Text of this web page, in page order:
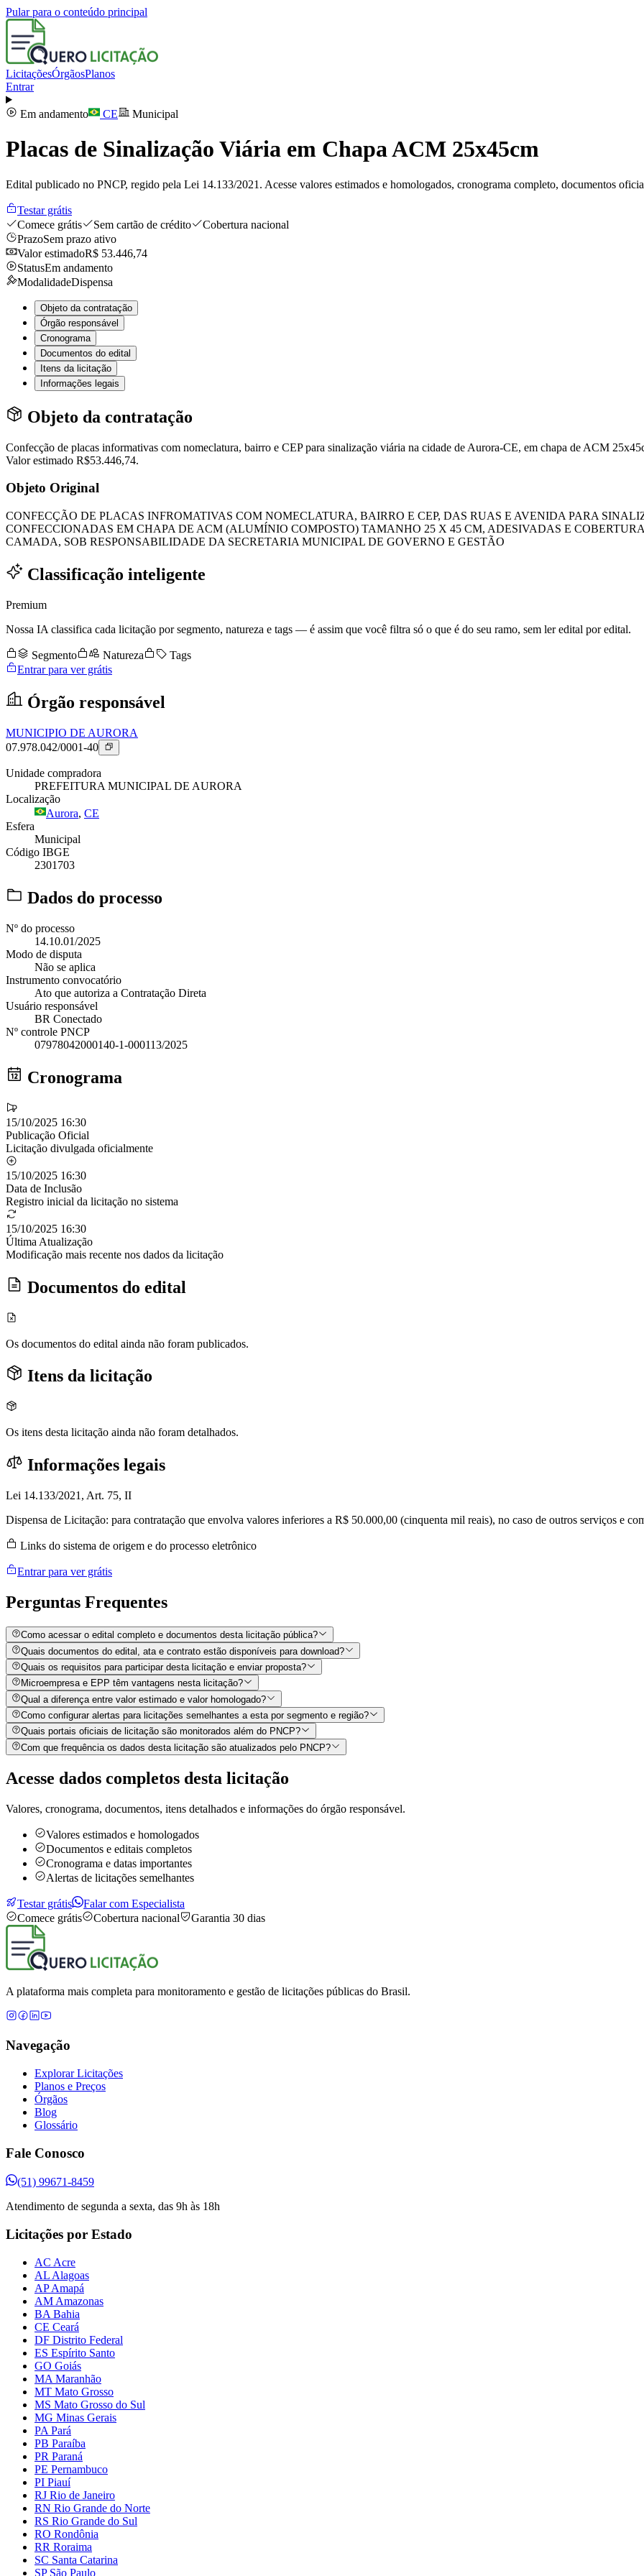
Pular para o conteúdo principal
LicitaçõesÓrgãosPlanos
Entrar
Em andamento CE Municipal
Placas de Sinalização Viária em Chapa ACM 25x45cm
Edital publicado no PNCP, regido pela Lei 14.133/2021. Acesse valores estimados e homologados, cronograma completo, documentos
Testar grátis
Comece grátis
Sem cartão de crédito
Cobertura nacional
PrazoSem prazo ativo
Valor estimadoR$ 53.446,74
StatusEm andamento
ModalidadeDispensa
Objeto da contratação
Órgão responsável
Cronograma
Documentos do edital
Itens da licitação
Informações legais
Objeto da contratação
Confecção de placas informativas com nomeclatura, bairro e CEP para sinalização viária na cidade de Aurora-CE, em chapa de ACM
Valor estimado R$53.446,74.
Objeto Original
CONFECÇÃO DE PLACAS INFROMATIVAS COM NOMECLATURA, BAIRRO E CEP, DAS RUAS E AVENIDA PARA
CONFECCIONADAS EM CHAPA DE ACM (ALUMÍNIO COMPOSTO) TAMANHO 25 X 45 CM, ADESIVADAS E
CAMADA, SOB RESPONSABILIDADE DA SECRETARIA MUNICIPAL DE GOVERNO E GESTÃO
Classificação inteligente
Premium
Nossa IA classifica cada licitação por segmento, natureza e tags — é assim que você filtra só o que é do seu ramo, sem ler edital por edital.
Segmento Natureza
Tags
Entrar para ver grátis
Órgão responsável
MUNICIPIO DE AURORA
07.978.042/0001-40
Unidade compradora
PREFEITURA MUNICIPAL DE AURORA
Localização
Aurora, CE
Esfera
Municipal
Código IBGE
2301703
Dados do processo
Nº do processo
14.10.01/2025
Modo de disputa
Não se aplica
Instrumento convocatório
Ato que autoriza a Contratação Direta
Usuário responsável
BR Conectado
Nº controle PNCP
07978042000140-1-000113/2025
Cronograma
15/10/2025 16:30
Publicação Oficial
Licitação divulgada oficialmente
15/10/2025 16:30
Data de Inclusão
Registro inicial da licitação no sistema
15/10/2025 16:30
Última Atualização
Modificação mais recente nos dados da licitação
Documentos do edital
Os documentos do edital ainda não foram publicados.
Itens da licitação
Os itens desta licitação ainda não foram detalhados.
Informações legais
Lei 14.133/2021, Art. 75, II
Dispensa de Licitação: para contratação que envolva valores inferiores a R$ 50.000,00 (cinquenta mil reais), no caso de outros serviços e
Links do sistema de origem e do processo eletrônico
Entrar para ver grátis
Perguntas Frequentes
Como acessar o edital completo e documentos desta licitação pública?
Quais documentos do edital, ata e contrato estão disponíveis para download?
Quais os requisitos para participar desta licitação e enviar proposta?
Microempresa e EPP têm vantagens nesta licitação?
Qual a diferença entre valor estimado e valor homologado?
Como configurar alertas para licitações semelhantes a esta por segmento e região?
Quais portais oficiais de licitação são monitorados além do PNCP?
Com que frequência os dados desta licitação são atualizados pelo PNCP?
Acesse dados completos desta licitação
Valores, cronograma, documentos, itens detalhados e informações do órgão responsável.
Valores estimados e homologados
Documentos e editais completos
Cronograma e datas importantes
Alertas de licitações semelhantes
Testar grátis
Falar com Especialista
Comece grátis
Cobertura nacional Garantia 30 dias
A plataforma mais completa para monitoramento e gestão de licitações públicas do Brasil.
Navegação
Explorar Licitações
Planos e Preços
Órgãos
Blog
Glossário
Fale Conosco
(51) 99671-8459
Atendimento de segunda a sexta, das 9h às 18h
Licitações por Estado
AC Acre
AL Alagoas
AP Amapá
AM Amazonas
BA Bahia
CE Ceará
DF Distrito Federal
ES Espírito Santo
GO Goiás
MA Maranhão
MT Mato Grosso
MS Mato Grosso do Sul
MG Minas Gerais
PA Pará
PB Paraíba
PR Paraná
PE Pernambuco
PI Piauí
RJ Rio de Janeiro
RN Rio Grande do Norte
RS Rio Grande do Sul
RO Rondônia
RR Roraima
SC Santa Catarina
SP São Paulo